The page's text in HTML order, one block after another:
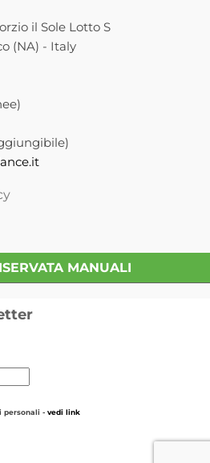
il Sole Lotto S
(NA) - Italy
MANUALI
personali - vedi link